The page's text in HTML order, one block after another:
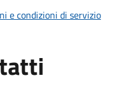
e condizioni di servizio